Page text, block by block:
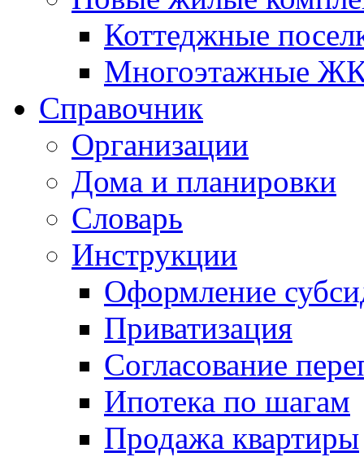
Коттеджные
Многоэтажные
Справочник
Организации
Дома и планировки
Словарь
Инструкции
Оформление
Приватизация
Согласование
Ипотека по шагам
Продажа квартиры